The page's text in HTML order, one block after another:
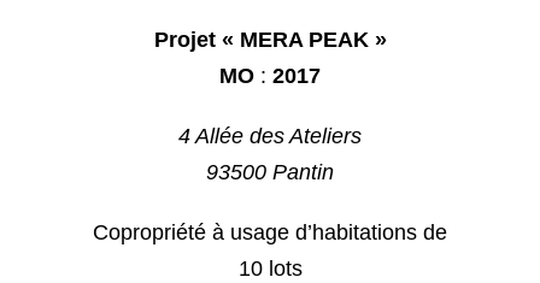
Projet « MERA PEAK »
MO : 2017
4 Allée des Ateliers
93500 Pantin
Copropriété à usage d’habitations de
10 lots